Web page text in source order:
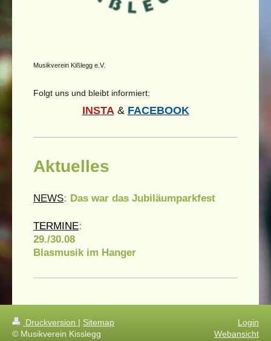
Musikverein Kißlegg e.V.
Folgt uns und bleibt informiert:
INSTA & FACEBOOK
Aktuelles
NEWS: Das war das Jubiläumparkfest
TERMINE:
29./30.08
Blasmusik im Hanger
Druckversion | Sitemap
© Musikverein Kisslegg
Login
Webansicht